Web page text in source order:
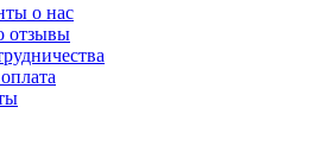
о нас
отзывы